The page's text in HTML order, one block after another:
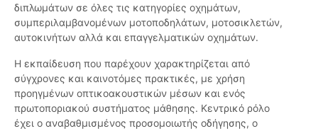
διπλωμάτων σε όλες τις κατηγορίες οχημάτων,
συμπεριλαμβανομένων μοτοποδηλάτων, μοτοσικλετών,
αυτοκινήτων αλλά και επαγγελματικών οχημάτων.
Η εκπαίδευση που παρέχουν χαρακτηρίζεται από
σύγχρονες και καινοτόμες πρακτικές, με χρήση
προηγμένων οπτικοακουστικών μέσων και ενός
πρωτοποριακού συστήματος μάθησης. Κεντρικό ρόλο
έχει ο αναβαθμισμένος προσομοιωτής οδήγησης, ο